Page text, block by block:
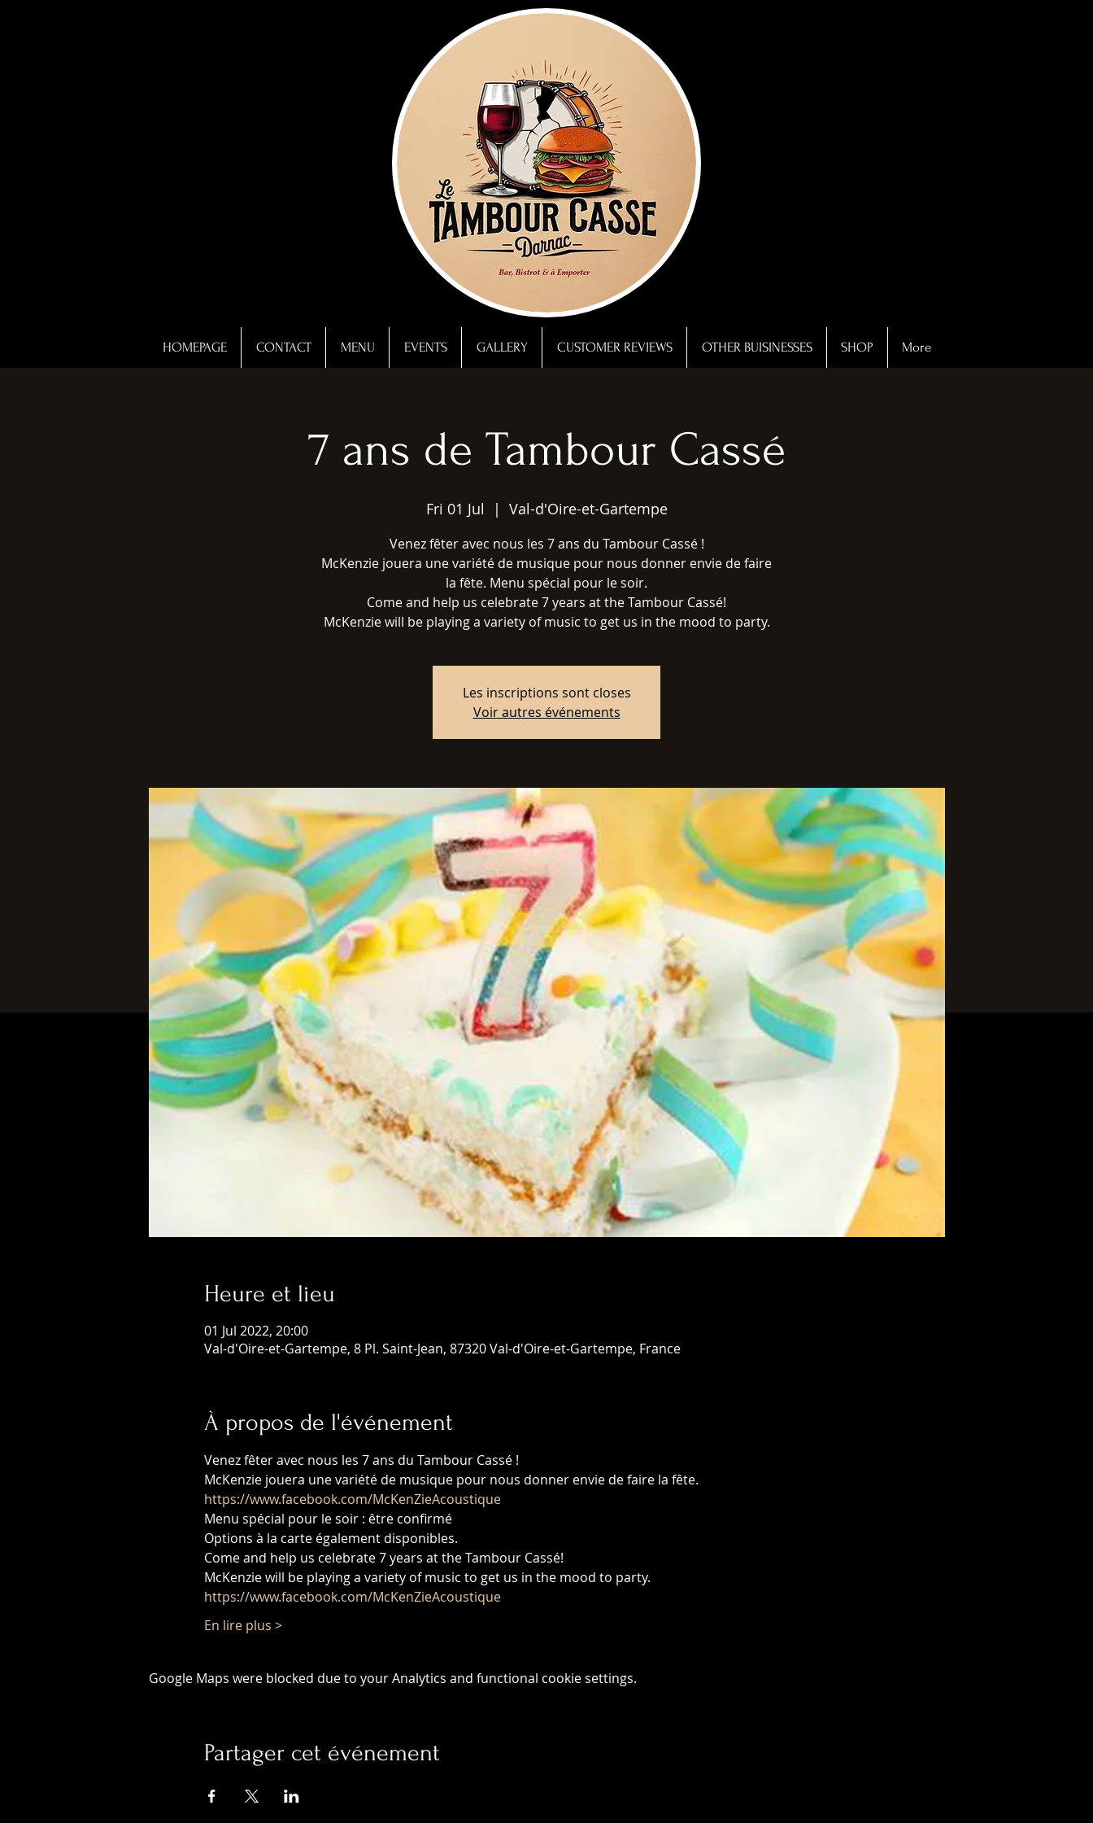
HOMEPAGE CONTACT MENU EVENTS GALLERY CUSTOMER REVIEWS OTHER BUISINESSES SHOP More
7 ans de Tambour Cassé
Fri 01 Jul
  |
Val-d'Oire-et-Gartempe
Venez fêter avec nous les 7 ans du Tambour Cassé !
McKenzie jouera une variété de musique pour nous donner envie de faire
la fête. Menu spécial pour le soir.
Come and help us celebrate 7 years at the Tambour Cassé!
McKenzie will be playing a variety of music to get us in the mood to party.
Les inscriptions sont closes
Voir autres événements
Heure et lieu
01 Jul 2022, 20:00
Val-d'Oire-et-Gartempe, 8 Pl. Saint-Jean, 87320 Val-d'Oire-et-Gartempe, France
À propos de l'événement
Venez fêter avec nous les 7 ans du Tambour Cassé !
McKenzie jouera une variété de musique pour nous donner envie de faire la fête.
https://www.facebook.com/McKenZieAcoustique
Menu spécial pour le soir : être confirmé
Options à la carte également disponibles.
Come and help us celebrate 7 years at the Tambour Cassé!
McKenzie will be playing a variety of music to get us in the mood to party.
https://www.facebook.com/McKenZieAcoustique
En lire plus >
Google Maps were blocked due to your Analytics and functional cookie settings.
Partager cet événement